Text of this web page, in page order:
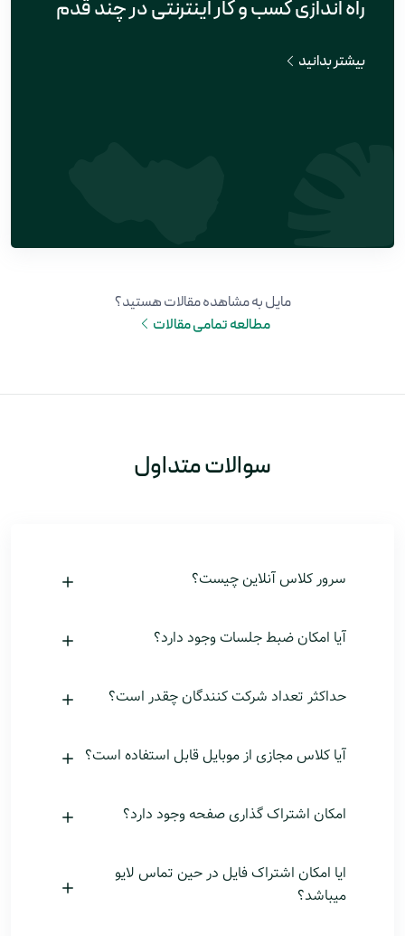
راه اندازی کسب و کار اینترنتی در چند قدم
بیشتر بدانید
مایل به مشاهده مقالات هستید؟
مطالعه تمامی مقالات
سوالات متداول
سرور کلاس آنلاین چیست؟
آیا امکان ضبط جلسات وجود دارد؟
حداکثر تعداد شرکت کنندگان چقدر است؟
آیا کلاس مجازی از موبایل قابل استفاده است؟
امکان اشتراک گذاری صفحه وجود دارد؟
ایا امکان اشتراک فایل در حین تماس لایو
میباشد؟